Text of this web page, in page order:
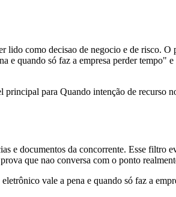
lido como decisao de negocio e de risco.
e quando só faz a empresa perder tempo"
para Quando intenção de recurso
e documentos da concorrente. Esse filtro
que nao conversa com o ponto
vale a pena e quando só faz a